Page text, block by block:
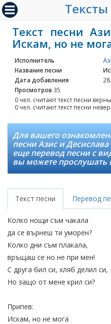
Текст песни
Искам, но не
Исполнитель
Название песни
Дата добавления
Просмотров 35
0 чел. считают текст песни
0 чел. считают текст песни
Для вашего
песни Азис и
еще перевод песни с
вы можете прослушать
Текст песни Перевод
Колко нощи съм чакала
да се върнеш ти уморен?
Колко дни съм плакала,
връщаш се но не при мен!
С друга бил си, хляб делил си,
Но защо от мене крил си?
Припев:
Искам, но не мога